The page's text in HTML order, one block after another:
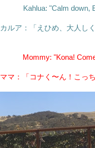
Kahlua: "Calm down,
カルア：「えひめ、大人し
Mommy: "Kona!
ママ：「コナく〜ん！こっ